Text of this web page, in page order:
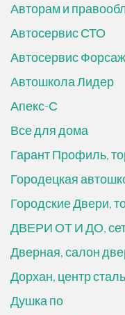
Авторам и
Автосервис СТО
Автосервис Форсаж
Автошкола Лидер
Апекс-С
Все для дома
Гарант Профиль,
Городецкая
Городские Двери,
ДВЕРИ ОТ И ДО,
Дверная, салон
Дорхан, центр
Душка по